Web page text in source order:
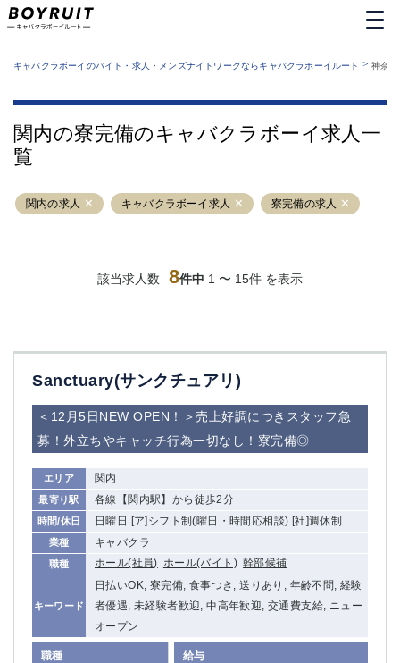
業種から探す
運営者情報
サイトマップ
キャバクラボーイのバイト・求人・メンズナイトワークならキャバクラボーイルート > 神奈
関内の寮完備のキャバクラボーイ求人一
覧
関内の求人 キャバクラボーイ求人 寮完備の求人
該当求人数 8件中 1 〜 15件 を表示
Sanctuary(サンクチュアリ)
＜12月5日NEW OPEN！＞売上好調につきスタッフ急
募！外立ちやキャッチ行為一切なし！寮完備◎
エリア 関内
最寄り駅 各線【関内駅】から徒歩2分
時間/休日 日曜日 [ア]シフト制(曜日・時間応相談) [社]週休制
業種 キャバクラ
職種 ホール(社員) ホール(バイト) 幹部候補
キーワード
日払いOK, 寮完備, 食事つき, 送りあり, 年齢不問, 経験
者優遇, 未経験者歓迎, 中高年歓迎, 交通費支給, ニュー
オープン
職種 給与
六本木
池袋
渋谷
大和
立川
①六本木 ②西麻布
大山
赤坂
高円寺
蒲田東口
多摩センター
立川（南口）
浜松町
西葛西
中野
葛西
府中
ひばりヶ丘（北口）
学芸大学
吉祥寺（南口／公園口） 小作・羽村・福生エリア
自由が丘
吉祥寺（北口／東口）
下北沢・経堂
金町（北口）